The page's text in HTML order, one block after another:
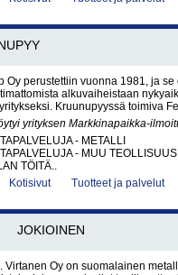
Oy perustettiin vuonna 1981, ja
alkuvaiheistaan
Kruunupyyssä toimiva
yrityksen Markkinapaikka-
- METALLI
- MUU TEOLLISUUS
TÖITÄ..
Kotisivut Tuotteet ja palvelut
JOKIOINEN
Virtanen Oy on suomalainen